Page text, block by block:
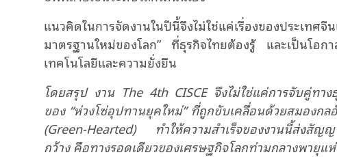
แนวคิดในการจัดงานในปีนี้จึงไม่ใช่แค่เรื่องของประเทศ
มาตรฐานใหม่ของโลก” ที่ธุรกิจไทยต้องรู้ และเป็นโอ
เทคโนโลยีและความยั่งยืน
โดยสรุป งาน The 4th CISCE จึงไม่ใช่แค่การจับคู่ทา
ของ “ห่วงโซ่อุปทานยุคใหม่”ที่ถูกขับเคลื่อนด้วยสมองกล
(Green-Hearted) ทำให้ความสำเร็จของงานนี้ส่งสั
กว้างคือทางรอดเดียวของเศรษฐกิจโลกท่ามกลางพายุแ